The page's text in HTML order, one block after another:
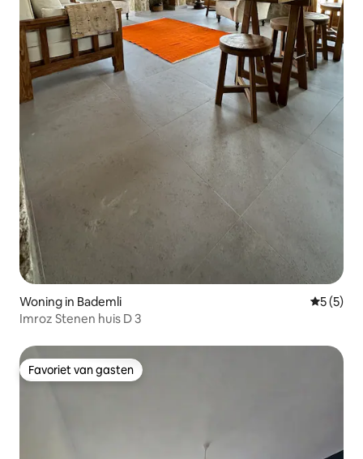
Woning in Bademli
5 (5)
Imroz Stenen huis D 3
Favoriet van gasten
Favoriet van gasten